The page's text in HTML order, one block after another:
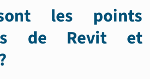
les points
de Revit et